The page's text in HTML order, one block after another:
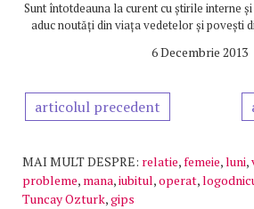
Sunt întotdeauna la curent cu știrile interne
aduc noutăți din viața vedetelor și povești
6 Decembrie 2013
articolul precedent
MAI MULT DESPRE: relatie,femeie,luni,
probleme, mana,iubitul,operat,
Tuncay Ozturk,gips